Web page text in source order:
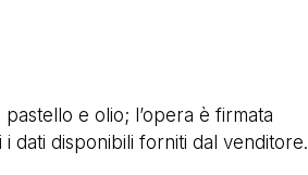
e olio; l’opera è firmata
dati disponibili forniti dal venditore.